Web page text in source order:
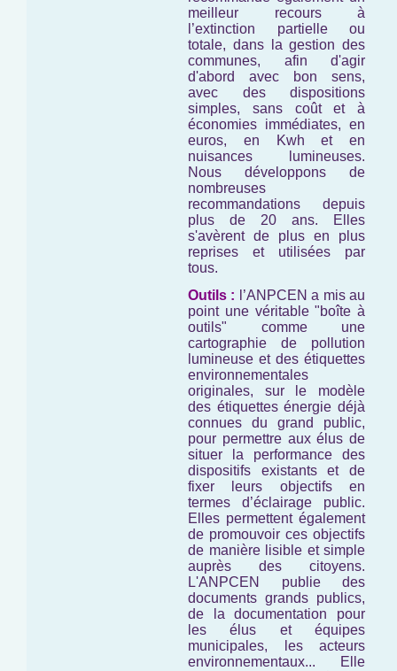
meilleur recours à
l’extinction partielle ou
totale, dans la gestion des
communes, afin d'agir
d'abord avec bon sens,
avec des dispositions
simples, sans coût et à
économies immédiates, en
euros, en Kwh et en
nuisances lumineuses.
Nous développons de
nombreuses
recommandations depuis
plus de 20 ans. Elles
s'avèrent de plus en plus
reprises et utilisées par
tous.
Outils :
l’ANPCEN a mis au
point une véritable "boîte à
outils" comme une
cartographie de pollution
lumineuse et des étiquettes
environnementales
originales, sur le modèle
des étiquettes énergie déjà
connues du grand public,
pour permettre aux élus de
situer la performance des
dispositifs existants et de
fixer leurs objectifs en
termes d’éclairage public.
Elles permettent également
de promouvoir ces objectifs
de manière lisible et simple
auprès des citoyens.
L'ANPCEN publie des
documents grands publics,
de la documentation pour
les élus et équipes
municipales, les acteurs
environnementaux... Elle